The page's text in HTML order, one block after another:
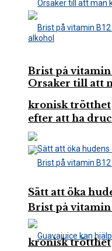
Brist på vitamin
kronisk trötthet
Sätt att öka
Orsaker till att
efter att ha
Brist på vitamin
kronisk trötthet